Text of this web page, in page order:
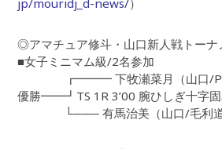
jp/mouridj_d-news/）
◎アマチュア修斗・山口新人戦トーナ
■女子ミニマム級/2名参加
┏━━━ 下牧瀬菜月（山口/
優勝━━┛TS 1R 3’00 腕ひしぎ十字
└─── 有馬治美（山口/毛利道